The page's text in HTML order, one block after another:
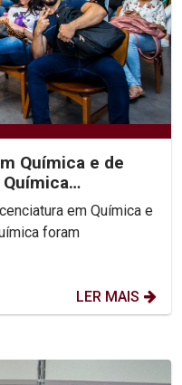
Química e de
em Química e
foram
LER MAIS